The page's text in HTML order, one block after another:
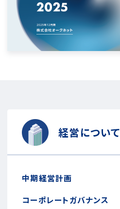
経営について
中期経営計画
コーポレートガバナンス